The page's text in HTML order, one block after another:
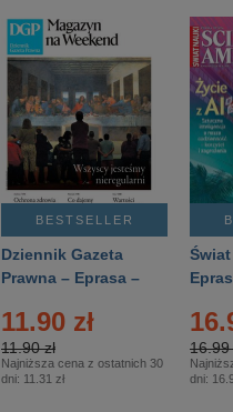
BESTSELLER
Dziennik Gazeta
Prawna – Eprasa –
11.90 zł
11.90 zł
Najniższa cena z ostatnich 30
dni: 11.31 zł
16.99
dni: